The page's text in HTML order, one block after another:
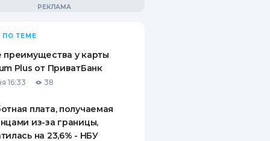
ВИНЬЕТКА
СОТРУДНИКОВ
ОТ
СЛУЧАЕВ
ВОПРОСЫ И ОТВЕТЫ
ПУТЕВОДИТЕЛИ ПО
ПО ТЕМЕ
преимущества у карты
Plus от ПриватБанк
16:33 38
плата, получаемая
из-за границы,
на 23,6% - НБУ